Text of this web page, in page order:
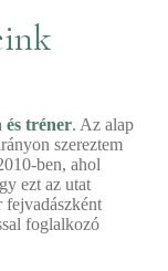
és tréner. Az alap
szereztem
ben, ahol
ezt az utat
fejvadászként
foglalkozó